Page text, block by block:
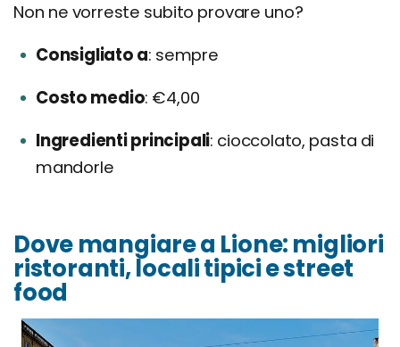
Non ne vorreste subito provare uno?
Consigliato a sempre
Costo medio €4,00
Ingredienti principali cioccolato, pasta di
mandorle
Dove mangiare a Lione: migliori
ristoranti, locali tipici e street
food